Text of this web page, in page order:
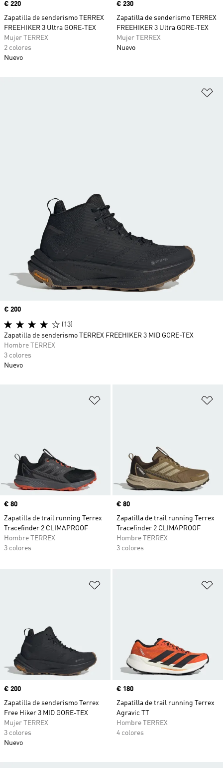
Precio
€ 220
Zapatilla de senderismo TERREX
FREEHIKER 3 Ultra GORE-TEX
Mujer TERREX
2 colores
Nuevo
Precio
€ 230
Zapatilla de senderismo TERREX
FREEHIKER 3 Ultra GORE-TEX
Mujer TERREX
Nuevo
Precio
€ 80
Zapatilla de trail running Terrex
Tracefinder 2 CLIMAPROOF
Hombre TERREX
3 colores
Precio
€ 80
Zapatilla de trail running Terrex
Tracefinder 2 CLIMAPROOF
Hombre TERREX
3 colores
Precio
€ 200
Zapatilla de senderismo Terrex
Free Hiker 3 MID GORE-TEX
Mujer TERREX
3 colores
Nuevo
Precio
€ 180
Zapatilla de trail running Terrex
Agravic TT
Hombre TERREX
4 colores
Precio
€ 200
(13)
Zapatilla de senderismo TERREX FREEHIKER 3 MID GORE-TEX
Hombre TERREX
3 colores
Nuevo